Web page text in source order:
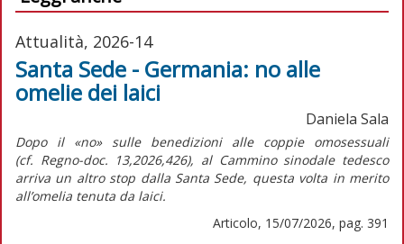
Attualità, 2026-14
Santa Sede - Germania: no alle
omelie dei laici
Daniela Sala
Dopo il «no» sulle benedizioni alle coppie omosessuali
(cf. Regno-doc. 13,2026,426), al Cammino sinodale tedesco
arriva un altro stop dalla Santa Sede, questa volta in merito
all’omelia tenuta da laici.
Articolo, 15/07/2026, pag. 391